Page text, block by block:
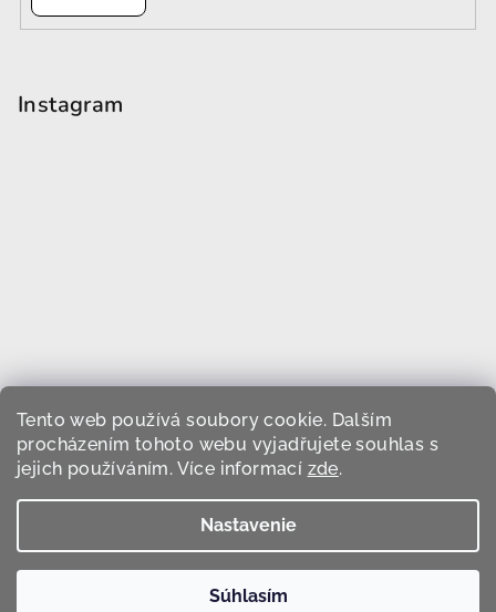
Tento web používá soubory cookie. Dalším
procházením tohoto webu vyjadřujete souhlas s
jejich používáním. Více informací zde.
Nastavenie
Súhlasím
Instagram
Sledovať na Instagrame